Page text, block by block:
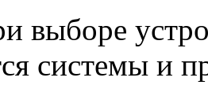
выборе
системы и